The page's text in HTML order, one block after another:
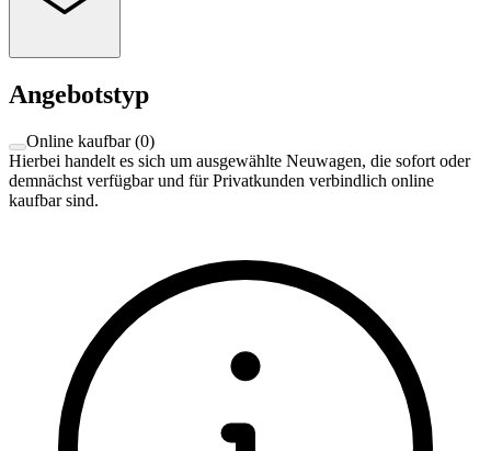
Angebotstyp
Online kaufbar(0)
Hierbei handelt es sich um ausgewählte Neuwagen, die sofort oder
demnächst verfügbar und für Privatkunden verbindlich online
kaufbar sind.